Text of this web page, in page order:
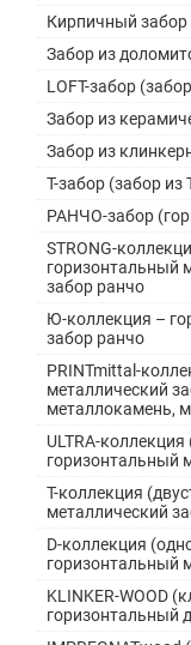
Кирпичный забор
Забор из
LOFT-забор
Забор из
Забор из
Т-забор (забор из
РАНЧО-забор
STRONG-
горизонтальный
забор ранчо
Ю-коллекция –
забор ранчо
PRINTmittal-
металлический
металлокамень,
ULTRA-
горизонтальный
Т-коллекция
металлический
D-коллекция
горизонтальный
KLINKER-WOOD
горизонтальный